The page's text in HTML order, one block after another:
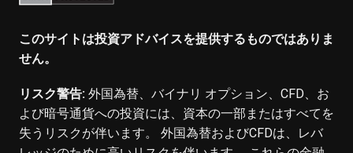
このサイトは投資アドバイスを提供するものではありま
せん。
リスク警告:外国為替、バイナリ オプション、CFD、お
よび暗号通貨への投資には、資本の一部またはすべてを
失うリスクが伴います。 外国為替およびCFDは、レバ